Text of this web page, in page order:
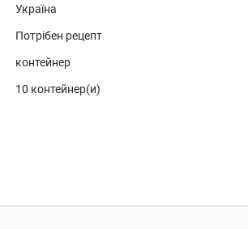
Україна
Потрібен рецепт
контейнер
10 контейнер(и)